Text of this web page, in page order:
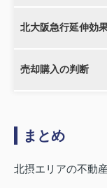
北大阪急行延伸効
売却購入の判断
まとめ
北摂エリアの不動